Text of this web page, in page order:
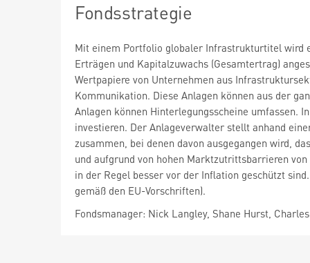
Fondsstrategie
Mit einem Portfolio globaler Infrastrukturtitel wird
Erträgen und Kapitalzuwachs (Gesamtertrag)
Wertpapiere von Unternehmen aus
Kommunikation. Diese Anlagen können aus der
Anlagen können Hinterlegungsscheine umfassen.
investieren. Der Anlageverwalter stellt anhand
zusammen, bei denen davon ausgegangen wird,
und aufgrund von hohen Marktzutrittsbarrieren
in der Regel besser vor der Inflation geschützt
gemäß den EU-Vorschriften).
Fondsmanager: Nick Langley, Shane Hurst,